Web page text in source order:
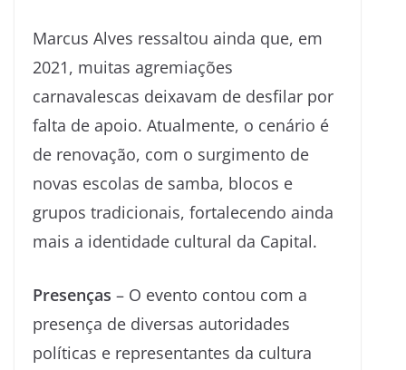
Marcus Alves ressaltou ainda que, em
2021, muitas agremiações
carnavalescas deixavam de desfilar por
falta de apoio. Atualmente, o cenário é
de renovação, com o surgimento de
novas escolas de samba, blocos e
grupos tradicionais, fortalecendo ainda
mais a identidade cultural da Capital.
Presenças – O evento contou com a
presença de diversas autoridades
políticas e representantes da cultura